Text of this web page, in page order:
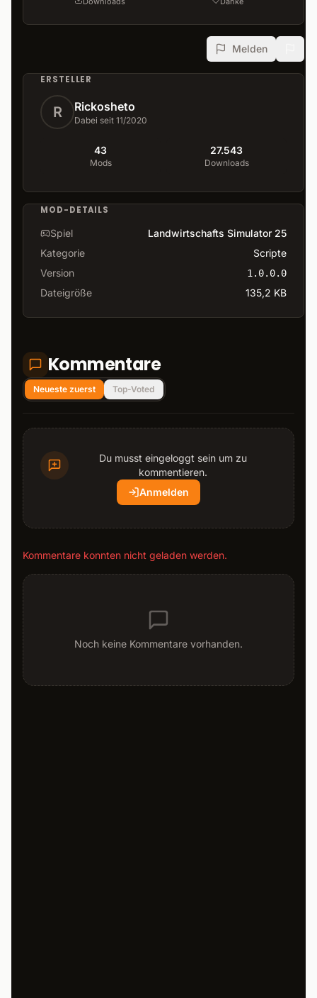
Melden
ERSTELLER
R Rickosheto
Dabei seit 11/2020
43
Mods
27.543
Downloads
MOD-DETAILS
Spiel
Landwirtschafts Simulator 25
Kategorie
Scripte
Version
1.0.0.0
Dateigröße 135,2 KB
Kommentare
Neueste zuerst Top-Voted
Du musst eingeloggt sein um zu
kommentieren.
Anmelden
Kommentare konnten nicht geladen werden.
Noch keine Kommentare vorhanden.